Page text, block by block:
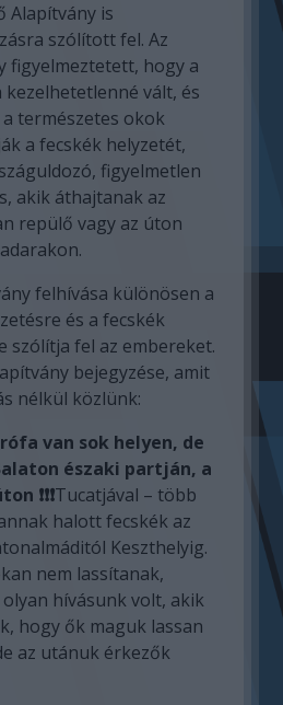
Alapítvány is
szólított fel. Az
figyelmeztetett, hogy a
kezelhetetlenné vált, és
a természetes okok
a fecskék helyzetét,
figyelmetlen
akik áthajtanak az
repülő vagy az úton
felhívása különösen a
és a fecskék
szólítja fel az embereket.
bejegyzése, amit
nélkül közlünk:
van sok helyen, de
északi partján, a
❗️❗️❗️Tucatjával – több
halott fecskék az
Keszthelyig.
nem lassítanak,
hívásunk volt, akik
hogy ők maguk lassan
az utánuk érkezők